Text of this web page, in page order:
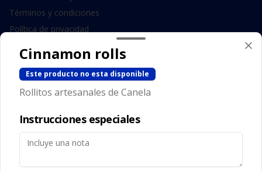
Términos y condiciones
Política de privacidad
Redes sociales
Instagram
Facebook
Mi cuenta
Cinnamon rolls
Este producto no esta disponible
Rollitos artesanales de Canela
Instrucciones especiales